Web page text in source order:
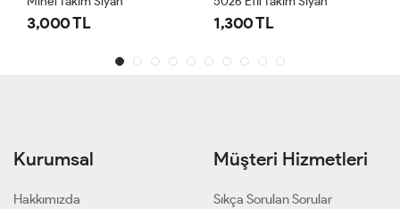
3,000 TL 1,300 TL
Kurumsal
Hakkımızda
Müşteri Hizmetleri
Sıkça Sorulan Sorular